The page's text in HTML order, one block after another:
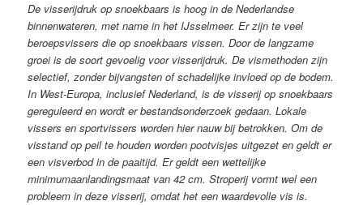
De visserijdruk op snoekbaars is hoog in de Nederlandse
binnenwateren, met name in het IJsselmeer. Er zijn te veel
beroepsvissers die op snoekbaars vissen. Door de langzame
groei is de soort gevoelig voor visserijdruk. De vismethoden zijn
selectief, zonder bijvangsten of schadelijke invloed op de bodem.
In West-Europa, inclusief Nederland, is de visserij op snoekbaars
gereguleerd en wordt er bestandsonderzoek gedaan. Lokale
vissers en sportvissers worden hier nauw bij betrokken. Om de
visstand op peil te houden worden pootvisjes uitgezet en geldt er
een visverbod in de paaitijd. Er geldt een wettelijke
minimumaanlandingsmaat van 42 cm. Stroperij vormt wel een
probleem in deze visserij, omdat het een waardevolle vis is.